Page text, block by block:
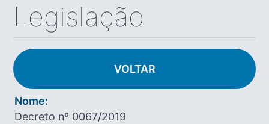
Legislação
VOLTAR
Nome:
Decreto nº 0067/2019